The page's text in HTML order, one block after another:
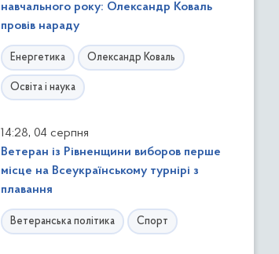
навчального року: Олександр Коваль
провів нараду
Енергетика Олександр Коваль
Освіта і наука
14:28, 04 серпня
Ветеран із Рівненщини виборов перше
місце на Всеукраїнському турнірі з
плавання
Ветеранська політика Спорт